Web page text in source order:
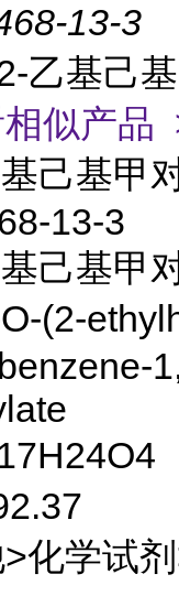
13-3
乙基己
似产品
己基甲
13-3
己基甲
(2-
化学试